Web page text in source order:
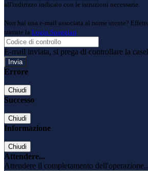
all'indirizzo indicato con le istruzioni necessarie.
Non hai una e-mail associata al nome utente?
tramite la Login Spaggiari
E-mail inviata, si prega di controllare la
Errore
Chiudi
Successo
Chiudi
Informazione
Chiudi
Attendere...
Attendere il completamento